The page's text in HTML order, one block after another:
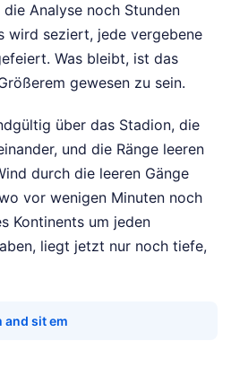
Analyse noch Stunden
wird seziert, jede vergebene
Was bleibt, ist das
gewesen zu sein.
über das Stadion, die
und die Ränge leeren
durch die leeren Gänge
vor wenigen Minuten noch
Kontinents um jeden
liegt jetzt nur noch tiefe,
and sit em